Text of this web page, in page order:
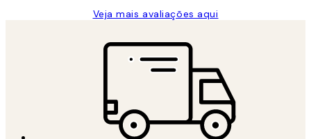
Veja mais avaliações aqui